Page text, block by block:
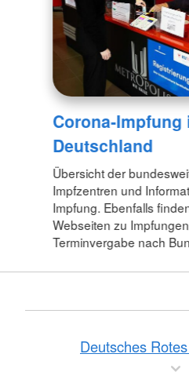
Corona-Impfung
Deutschland
Übersicht der
Impfzentren und
Impfung. Ebenfalls
Webseiten zu
Terminvergabe nach
Deutsches